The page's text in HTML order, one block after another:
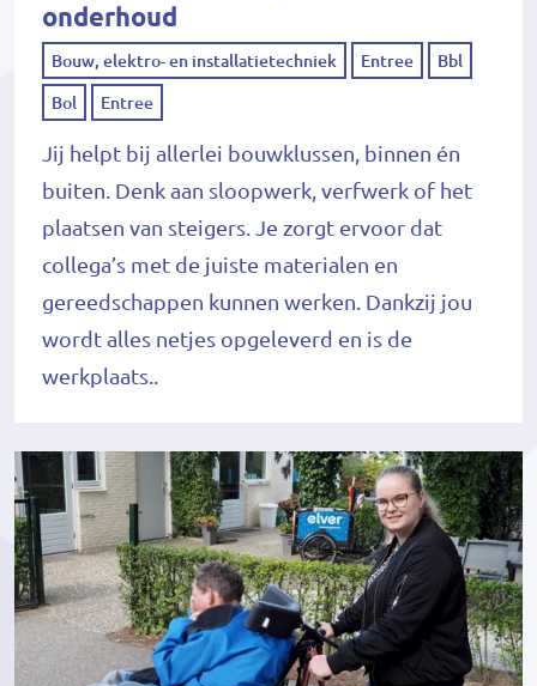
onderhoud
Bouw, elektro- en installatietechniek Entree Bbl
Bol Entree
Jij helpt bij allerlei bouwklussen, binnen én
buiten. Denk aan sloopwerk, verfwerk of het
plaatsen van steigers. Je zorgt ervoor dat
collega’s met de juiste materialen en
gereedschappen kunnen werken. Dankzij jou
wordt alles netjes opgeleverd en is de
werkplaats..